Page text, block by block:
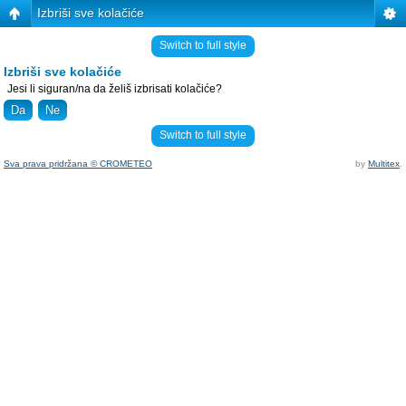
Izbriši sve kolačiće
Switch to full style
Izbriši sve kolačiće
Jesi li siguran/na da želiš izbrisati kolačiće?
Switch to full style
Sva prava pridržana © CROMETEO by Multitex